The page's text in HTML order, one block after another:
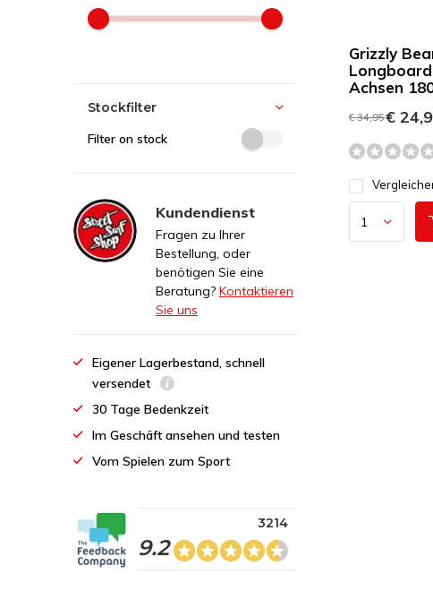
Grizzly
Achsen
€ 34,95€
Stockfilter
Filter on stock
Kundendienst
Fragen zu Ihrer
Bestellung, oder
benötigen Sie eine
Beratung? Kontaktieren
Sie uns
Eigener Lagerbestand, schnell
versendet
30 Tage Bedenkzeit
Im Geschäft ansehen und testen
Vom Spielen zum Sport
9.2
3214